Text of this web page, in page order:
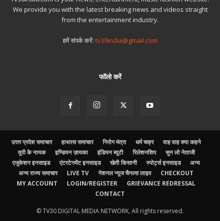
We provide you with the latest breaking news and videos straight
from the entertainment industry.
हमें संपर्क करें: tv30india@gmail.com
फॉलो करें
उत्तर प्रदेश समाचार हाथरस समाचार निरोग मंत्रा धर्म चक्र
वाह वाह क्या कहने
यूपी के नायक
इण्डियन ज़ायका इंडियन ब्यूटी रिलेशनशिप
सुन लो नेताजी
एजुकेशन इनसाइड
एंटरटेनमेंट इनसाइड खेती किसानी स्पोर्ट्स इनसाइड
अन्य
अन्य राज्य समाचार
LIVE TV नेशनल न्यूज चैनल्स लाइव
CHECKOUT
MY ACCOUNT
LOGIN/REGISTER
GRIEVANCE REDRESSAL
CONTACT
© TV30 DIGITAL MEDIA NETWORK, All rights reserved.